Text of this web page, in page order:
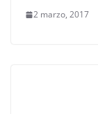
2 marzo, 2017